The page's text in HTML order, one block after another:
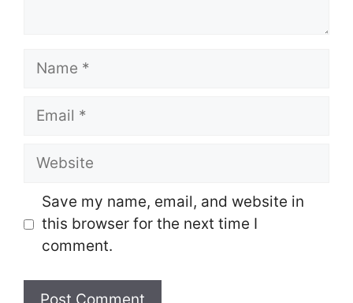
Name
Email
Website
Save my name, email, and website in
this browser for the next time I
comment.